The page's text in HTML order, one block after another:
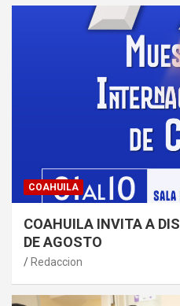
COAHUILA
COAHUILA INVITA A
DE AGOSTO
Redaccion